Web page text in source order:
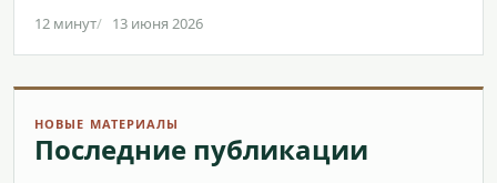
12 минут 13 июня 2026
НОВЫЕ МАТЕРИАЛЫ
Последние публикации